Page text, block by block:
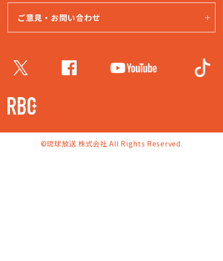
ご意見・お問い合わせ
©琉球放送 株式会社 All Rights Reserved.